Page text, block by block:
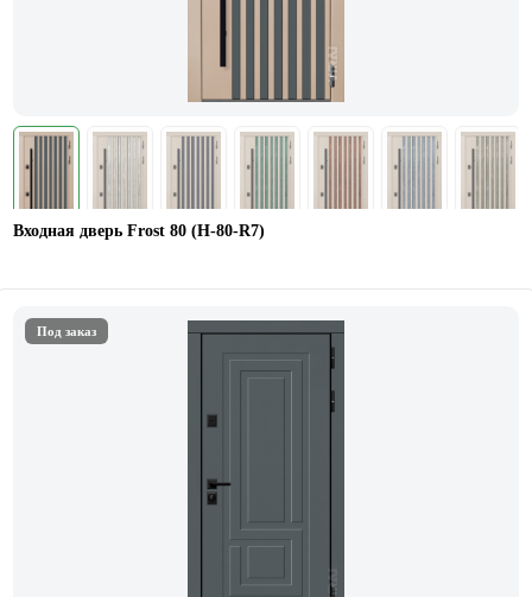
Входная дверь Frost 80 (Н-80-R7)
Под заказ